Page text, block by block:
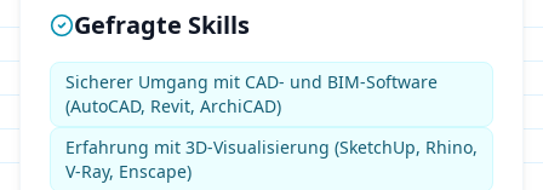
Gefragte Skills
Sicherer Umgang mit CAD- und BIM-Software
(AutoCAD, Revit, ArchiCAD)
Erfahrung mit 3D-Visualisierung (SketchUp, Rhino,
V-Ray, Enscape)